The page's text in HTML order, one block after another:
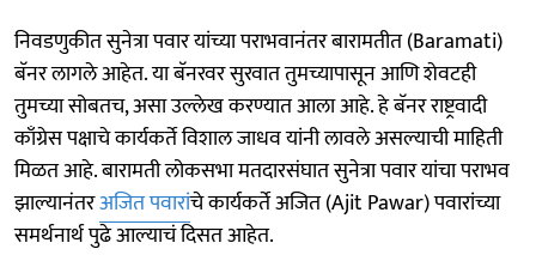
निवडणुकीत सुनेत्रा पवार यांच्या पराभवानंतर बारामतीत (Baramati)
बॅनर लागले आहेत. या बॅनरवर सुरवात तुमच्यापासून आणि शेवटही
तुमच्या सोबतच, असा उल्लेख करण्यात आला आहे. हे बॅनर राष्ट्रवादी
काँग्रेस पक्षाचे कार्यकर्ते विशाल जाधव यांनी लावले असल्याची माहिती
मिळत आहे. बारामती लोकसभा मतदारसंघात सुनेत्रा पवार यांचा पराभव
झाल्यानंतरअजित पवारांचे कार्यकर्ते अजित (Ajit Pawar) पवारांच्या
समर्थनार्थ पुढे आल्याचं दिसत आहेत.